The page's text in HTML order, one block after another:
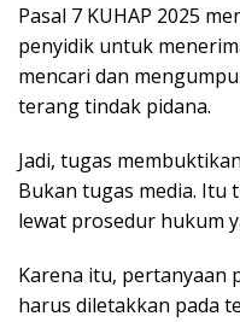
Pasal 7 KUHAP 2025
penyidik untuk
mencari dan
terang tindak pidana.
Jadi, tugas
Bukan tugas media. Itu
lewat prosedur hukum
Karena itu, pertanyaan
harus diletakkan pada